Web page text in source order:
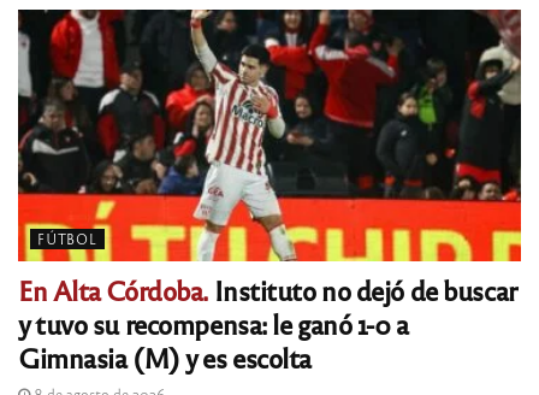
FÚTBOL
En Alta Córdoba.Instituto no dejó de buscar
y tuvo su recompensa: le ganó 1-0 a
Gimnasia (M) y es escolta